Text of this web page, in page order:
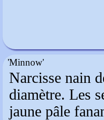
'Minnow'
Narcisse nain
diamètre. Les
jaune pâle